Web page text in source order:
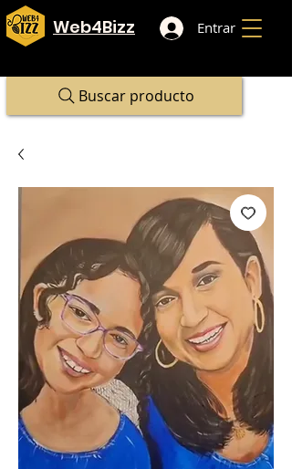
Web4Bizz Entrar
Buscar producto